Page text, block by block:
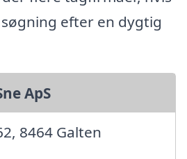
efter en dygtig
ApS
8464 Galten